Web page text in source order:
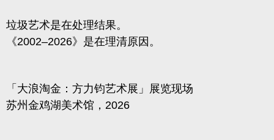
垃圾艺术是在处理结果。
《2002–2026》是在理清原因。
「大浪淘金：方力钧艺术展」展览现场
苏州金鸡湖美术馆，2026